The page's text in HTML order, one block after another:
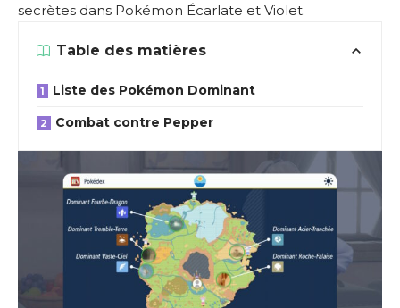
secrètes dans Pokémon Écarlate et Violet.
Table des matières
Liste des Pokémon Dominant
Combat contre Pepper